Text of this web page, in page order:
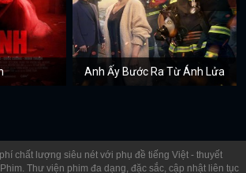
Anh Ấy Bước Ra Từ Ánh Lửa
chất lượng siêu nét với phụ đề tiếng Việt - thuyết
Thư viện phim đa dạng, đặc sắc, cập nhật liên tục